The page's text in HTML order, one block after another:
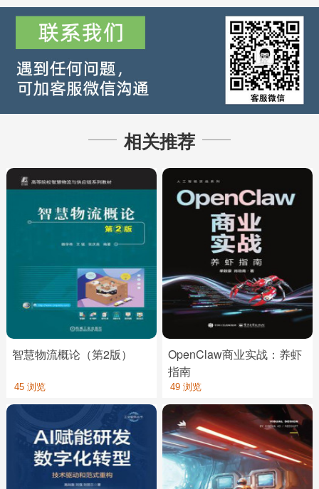
相关推荐
智慧物流概论（第2版）
45 浏览
OpenClaw商业实战：养虾
指南
49 浏览